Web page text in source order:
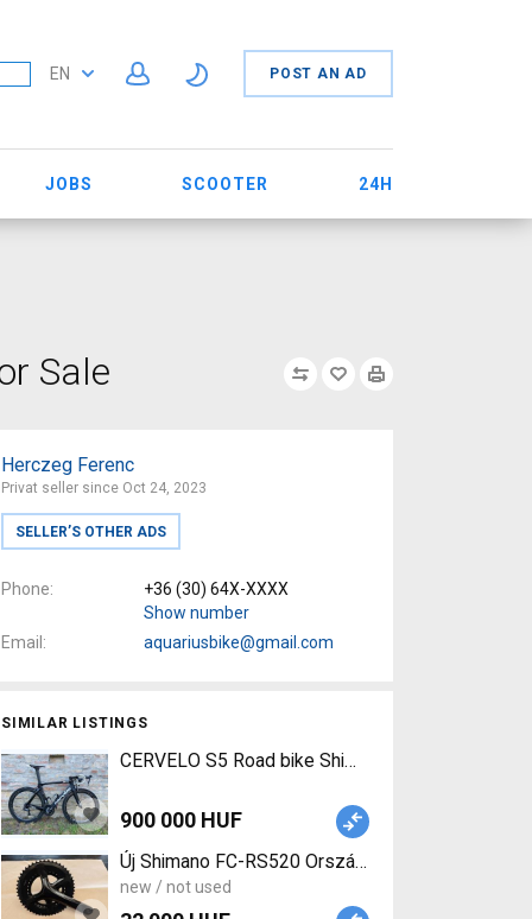
EN POST AN AD
JOBS SCOOTER 24H
Sale
Herczeg Ferenc
Privat seller since Oct 24, 2023
SELLER’S OTHER ADS
Phone
+36 (30) 64X-XXXX
Show number
Email
aquariusbike@gmail.com
SIMILAR LISTINGS
CERVELO S5 Road bike Shimano Dura Ace Di2
900 000 HUF
Új Shimano FC-RS520 Országúti hajtókar 50-34
new / not used